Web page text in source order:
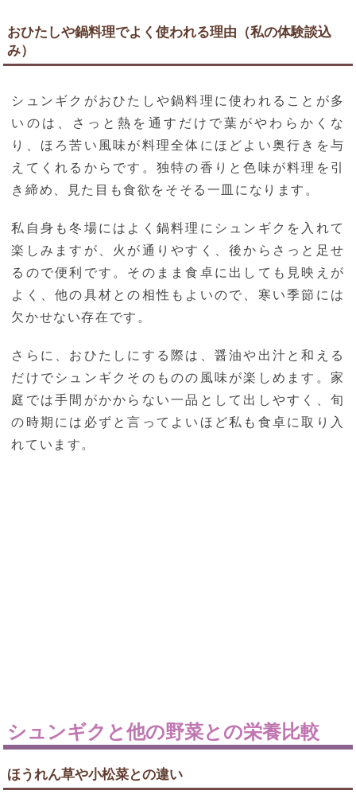
おひたしや鍋料理でよく使われる理由（私の体験談込
み）
シュンギクがおひたしや鍋料理に使われることが多
いのは、さっと熱を通すだけで葉がやわらかくな
り、ほろ苦い風味が料理全体にほどよい奥行きを与
えてくれるからです。独特の香りと色味が料理を引
き締め、見た目も食欲をそそる一皿になります。
私自身も冬場にはよく鍋料理にシュンギクを入れて
楽しみますが、火が通りやすく、後からさっと足せ
るので便利です。そのまま食卓に出しても見映えが
よく、他の具材との相性もよいので、寒い季節には
欠かせない存在です。
さらに、おひたしにする際は、醤油や出汁と和える
だけでシュンギクそのものの風味が楽しめます。家
庭では手間がかからない一品として出しやすく、旬
の時期には必ずと言ってよいほど私も食卓に取り入
れています。
シュンギクと他の野菜との栄養比較
ほうれん草や小松菜との違い